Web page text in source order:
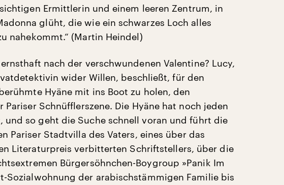
Ermittlerin und einem leeren Zentrum, in
glüht, die wie ein schwarzes Loch alles
nahekommt.“ (Martin Heindel)
nach der verschwundenen Valentine? Lucy,
wider Willen, beschließt, für den
Hyäne mit ins Boot zu holen, den
Schnüfflerszene. Die Hyäne hat noch jeden
und so geht die Suche schnell voran und führt die
Pariser Stadtvilla des Vaters, eines über das
Literaturpreis verbitterten Schriftstellers, über die
Bürgersöhnchen-Boygroup »Panik Im
Sozialwohnung der arabischstämmigen Familie bis